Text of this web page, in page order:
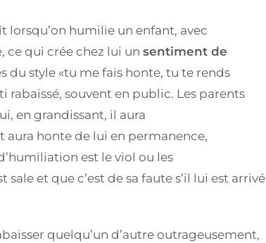
lorsqu’on humilie un enfant, avec
ce qui crée chez lui unsentiment de
du style «tu me fais honte, tu te rends
rabaissé, souvent en public. Les parents
en grandissant, il aura
aura honte de lui en permanence,
est le viol ou les
et que c’est de sa faute s’il lui est arrivé
quelqu’un d’autre outrageusement,